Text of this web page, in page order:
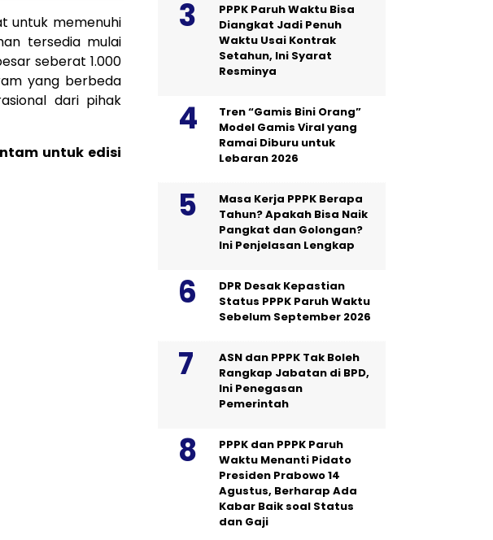
untuk memenuhi
tersedia mulai
seberat 1.000
yang berbeda
dari pihak
untuk edisi
PPPK Paruh Waktu Bisa
Diangkat Jadi Penuh
Waktu Usai Kontrak
Setahun, Ini Syarat
Resminya
Tren “Gamis Bini Orang”
Model Gamis Viral yang
Ramai Diburu untuk
Lebaran 2026
Masa Kerja PPPK Berapa
Tahun? Apakah Bisa Naik
Pangkat dan Golongan?
Ini Penjelasan Lengkap
DPR Desak Kepastian
Status PPPK Paruh Waktu
Sebelum September 2026
ASN dan PPPK Tak Boleh
Rangkap Jabatan di BPD,
Ini Penegasan
Pemerintah
PPPK dan PPPK Paruh
Waktu Menanti Pidato
Presiden Prabowo 14
Agustus, Berharap Ada
Kabar Baik soal Status
dan Gaji